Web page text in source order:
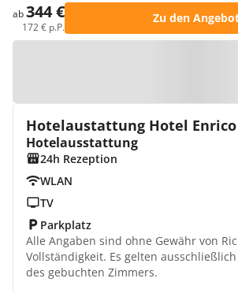
ab344 €
172 € p.P.
Zu den
Hotelaustattung Hotel Enrico
Hotelausstattung
24h Rezeption
WLAN
TV
Parkplatz
Alle Angaben sind ohne Gewähr von
Vollständigkeit. Es gelten
des gebuchten Zimmers.